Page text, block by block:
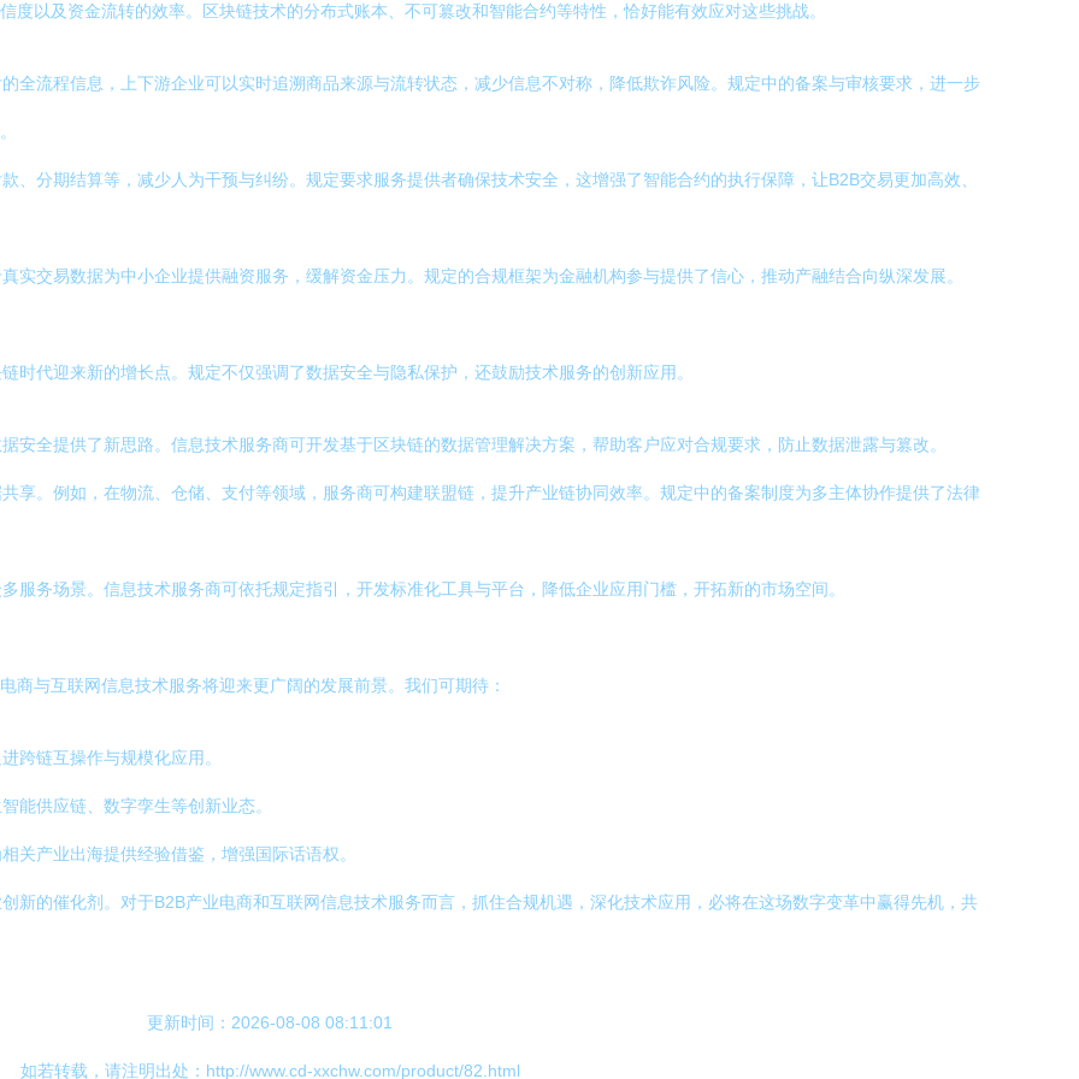
度以及资金流转的效率。区块链技术的分布式账本、不可篡改和智能合约等特性，恰好能有效应对这些挑战。
全流程信息，上下游企业可以实时追溯商品来源与流转状态，减少信息不对称，降低欺诈风险。规定中的备案与审核要求，进一步
、分期结算等，减少人为干预与纠纷。规定要求服务提供者确保技术安全，这增强了智能合约的执行保障，让B2B交易更加高效、
实交易数据为中小企业提供融资服务，缓解资金压力。规定的合规框架为金融机构参与提供了信心，推动产融结合向纵深发展。
时代迎来新的增长点。规定不仅强调了数据安全与隐私保护，还鼓励技术服务的创新应用。
安全提供了新思路。信息技术服务商可开发基于区块链的数据管理解决方案，帮助客户应对合规要求，防止数据泄露与篡改。
享。例如，在物流、仓储、支付等领域，服务商可构建联盟链，提升产业链协同效率。规定中的备案制度为多主体协作提供了法律
服务场景。信息技术服务商可依托规定指引，开发标准化工具与平台，降低企业应用门槛，开拓新的市场空间。
商与互联网信息技术服务将迎来更广阔的发展前景。我们可期待：
跨链互操作与规模化应用。
能供应链、数字孪生等创新业态。
关产业出海提供经验借鉴，增强国际话语权。
新的催化剂。对于B2B产业电商和互联网信息技术服务而言，抓住合规机遇，深化技术应用，必将在这场数字变革中赢得先机，共
更新时间：2026-08-08 08:11:01
如若转载，请注明出处：http://www.cd-xxchw.com/product/82.html